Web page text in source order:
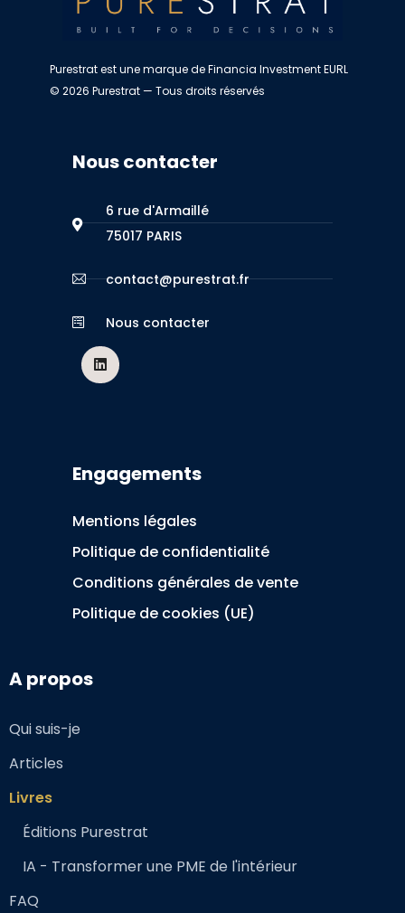
Purestrat est une marque de Financia Investment EURL
© 2026 Purestrat — Tous droits réservés
Nous contacter
6 rue d'Armaillé
75017 PARIS
contact@purestrat.fr
Nous contacter
Engagements
Mentions légales
Politique de confidentialité
Conditions générales de vente
Politique de cookies (UE)
A propos
Qui suis-je
Articles
Livres
Éditions Purestrat
IA - Transformer une PME de l'intérieur
FAQ